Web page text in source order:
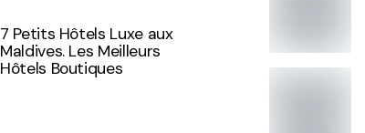
7 Petits Hôtels Luxe aux
Maldives. Les Meilleurs
Hôtels Boutiques